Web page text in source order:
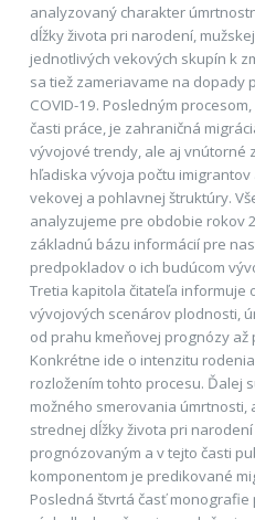
analyzovaný charakter
dĺžky života pri narodení,
jednotlivých vekových skupín k
sa tiež zameriavame na dopady
COVID-19. Posledným
časti práce, je zahraničná
vývojové trendy, ale aj vnútorné
hľadiska vývoja počtu
vekovej a pohlavnej štruktúry.
analyzujeme pre obdobie rokov
základnú bázu informácií pre
predpokladov o ich budúcom
Tretia kapitola čitateľa informuje
vývojových scenárov plodnosti,
od prahu kmeňovej prognózy až
Konkrétne ide o intenzitu
rozložením tohto procesu. Ďalej
možného smerovania
strednej dĺžky života pri
prognózovaným a v tejto časti
komponentom je predikované
Posledná štvrtá časť